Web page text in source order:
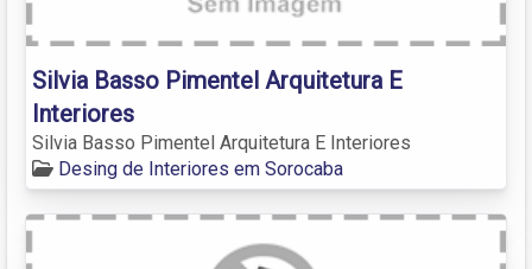
Silvia Basso Pimentel Arquitetura E
Interiores
Silvia Basso Pimentel Arquitetura E Interiores
Desing de Interiores em Sorocaba